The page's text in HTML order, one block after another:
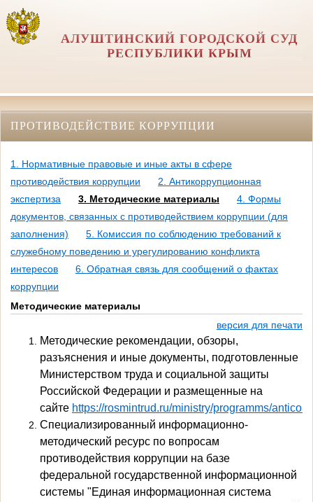
АЛУШТИНСКИЙ ГОРОДСКОЙ СУД
РЕСПУБЛИКИ КРЫМ
ПРОТИВОДЕЙСТВИЕ КОРРУПЦИИ
1. Нормативные правовые и иные акты в сфере
противодействия коррупции
2. Антикоррупционная
экспертиза
3. Методические материалы
4. Формы
документов, связанных с противодействием коррупции (для
заполнения)
5. Комиссия по соблюдению требований к
служебному поведению и урегулированию конфликта
интересов
6. Обратная связь для сообщений о фактах
коррупции
Методические материалы
версия для печати
Методические рекомендации, обзоры,
разъяснения и иные документы, подготовленные
Министерством труда и социальной защиты
Российской Федерации и размещенные на
сайте https://rosmintrud.ru/ministry/programms/
Специализированный информационно-
методический ресурс по вопросам
противодействия коррупции на базе
федеральной государственной информационной
системы "Единая информационная система